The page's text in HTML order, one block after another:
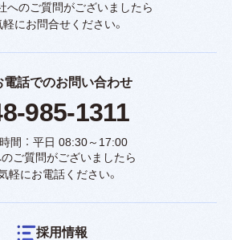
へのご質問がございましたら
軽にお問合せください。
電話でのお問い合わせ
985-1311
間 ： 平日 08:30～17:00
ご質問がございましたら
軽にお電話ください。
採用情報